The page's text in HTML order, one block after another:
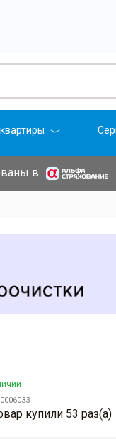
в
купили 53 раз(a)